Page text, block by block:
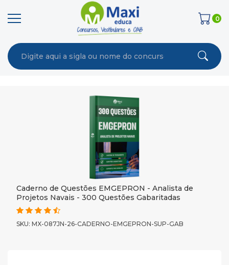
0
Caderno de Questões EMGEPRON - Analista de
Projetos Navais - 300 Questões Gabaritadas
SKU: MX-087JN-26-CADERNO-EMGEPRON-SUP-GAB